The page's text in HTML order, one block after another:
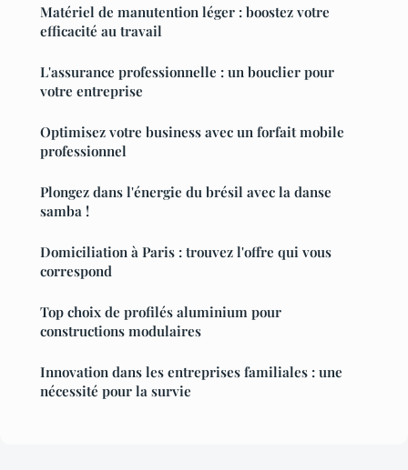
Matériel de manutention léger : boostez votre
efficacité au travail
L'assurance professionnelle : un bouclier pour
votre entreprise
Optimisez votre business avec un forfait mobile
professionnel
Plongez dans l'énergie du brésil avec la danse
samba !
Domiciliation à Paris : trouvez l'offre qui vous
correspond
Top choix de profilés aluminium pour
constructions modulaires
Innovation dans les entreprises familiales : une
nécessité pour la survie